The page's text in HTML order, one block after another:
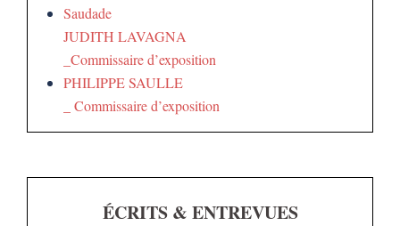
Saudade
JUDITH LAVAGNA
_Commissaire d’exposition
PHILIPPE SAULLE
_ Commissaire d’exposition
ÉCRITS & ENTREVUES